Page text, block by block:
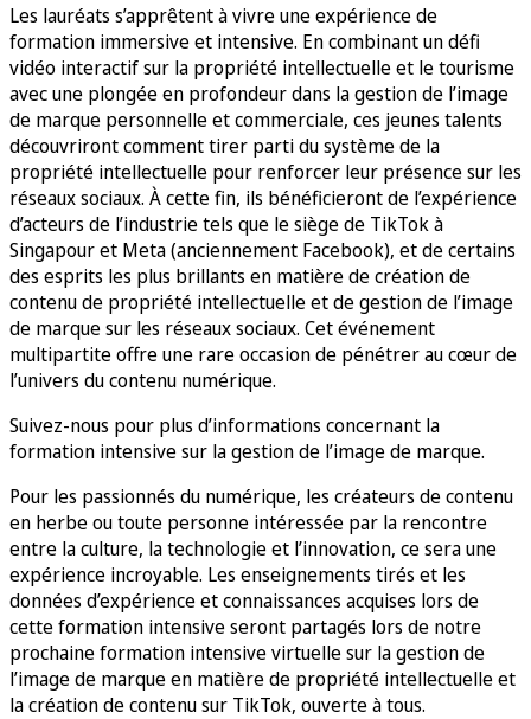
Les lauréats s’apprêtent à vivre une expérience de
formation immersive et intensive. En combinant un défi
vidéo interactif sur la propriété intellectuelle et le tourisme
avec une plongée en profondeur dans la gestion de l’image
de marque personnelle et commerciale, ces jeunes talents
découvriront comment tirer parti du système de la
propriété intellectuelle pour renforcer leur présence sur les
réseaux sociaux. À cette fin, ils bénéficieront de l’expérience
d’acteurs de l’industrie tels que le siège de TikTok à
Singapour et Meta (anciennement Facebook), et de certains
des esprits les plus brillants en matière de création de
contenu de propriété intellectuelle et de gestion de l’image
de marque sur les réseaux sociaux. Cet événement
multipartite offre une rare occasion de pénétrer au cœur de
l’univers du contenu numérique.
Suivez-nous pour plus d’informations concernant la
formation intensive sur la gestion de l’image de marque.
Pour les passionnés du numérique, les créateurs de contenu
en herbe ou toute personne intéressée par la rencontre
entre la culture, la technologie et l’innovation, ce sera une
expérience incroyable. Les enseignements tirés et les
données d’expérience et connaissances acquises lors de
cette formation intensive seront partagés lors de notre
prochaine formation intensive virtuelle sur la gestion de
l’image de marque en matière de propriété intellectuelle et
la création de contenu sur TikTok, ouverte à tous.